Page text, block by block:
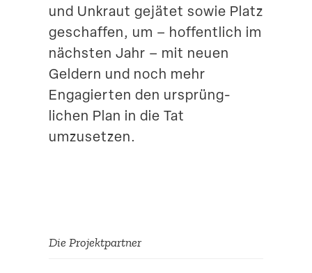
und Unkraut gejätet sowie Platz
geschaffen, um – hoffentlich im
nächsten Jahr – mit neuen
Geldern und noch mehr
Engagierten den ursprüng­
lichen Plan in die Tat
umzusetzen.
Die Projekt­partner